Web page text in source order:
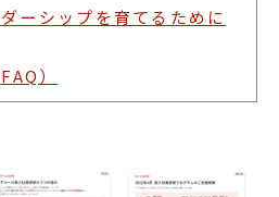
ーシップを育てるために
）